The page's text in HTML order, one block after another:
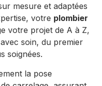
mesure et adaptées
votre plombier
votre projet de A à Z,
soin, du premier
soignées.
la pose